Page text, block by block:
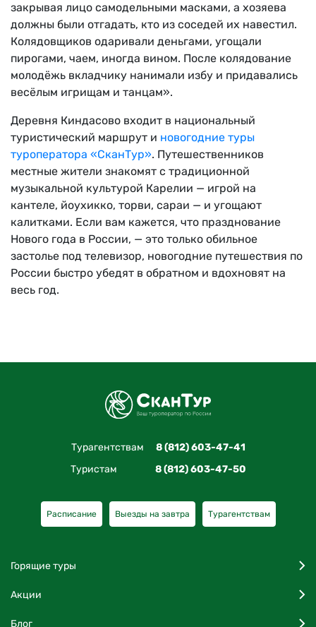
закрывая лицо самодельными масками, а хозяева
должны были отгадать, кто из соседей их навестил.
Колядовщиков одаривали деньгами, угощали
пирогами, чаем, иногда вином. После колядование
молодёжь вкладчику нанимали избу и придавались
весёлым игрищам и танцам».
Деревня Киндасово входит в национальный
туристический маршрут и новогодние туры
туроператора «СканТур». Путешественников
местные жители знакомят с традиционной
музыкальной культурой Карелии — игрой на
кантеле, йоухикко, торви, сараи — и угощают
калитками. Если вам кажется, что празднование
Нового года в России, — это только обильное
застолье под телевизор, новогодние путешествия по
России быстро убедят в обратном и вдохновят на
весь год.
Турагентствам
8 (812) 603-47-41
Туристам
8 (812) 603-47-50
Расписание Выезды на завтра Турагентствам
Горящие туры
Акции
Блог